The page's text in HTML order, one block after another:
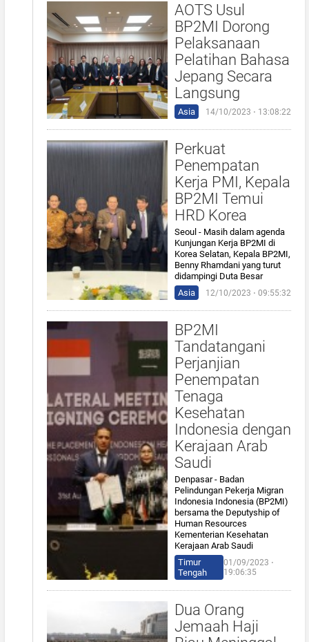
AOTS Usul
BP2MI Dorong
Pelaksanaan
Pelatihan Bahasa
Jepang Secara
Langsung
Asia 14/10/2023 ⋅ 13:08:22
Perkuat
Penempatan
Kerja PMI, Kepala
BP2MI Temui
HRD Korea
Seoul - Masih dalam agenda
Kunjungan Kerja BP2MI di
Korea Selatan, Kepala BP2MI,
Benny Rhamdani yang turut
didampingi Duta Besar
Asia
12/10/2023 ⋅ 09:55:32
BP2MI
Tandatangani
Perjanjian
Penempatan
Tenaga
Kesehatan
Indonesia dengan
Kerajaan Arab
Saudi
Denpasar - Badan
Pelindungan Pekerja Migran
Indonesia Indonesia (BP2MI)
bersama the Deputyship of
Human Resources
Kementerian Kesehatan
Kerajaan Arab Saudi
Timur
Tengah
01/09/2023 ⋅
19:06:35
Dua Orang
Jemaah Haji